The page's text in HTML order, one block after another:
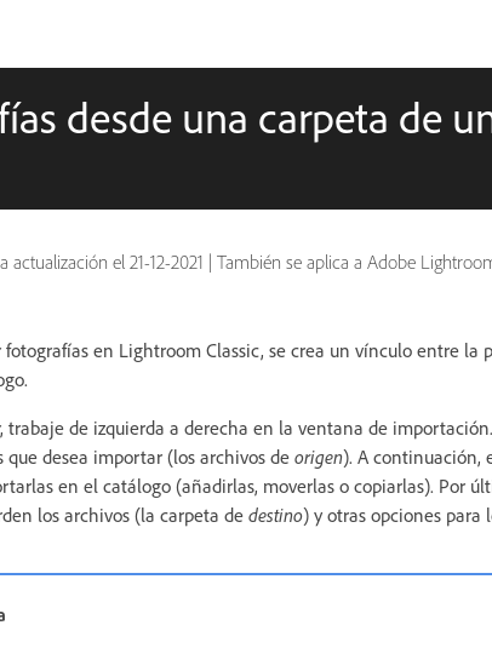
desde una carpeta de
actualización el 21-12-2021 | También se aplica a Adobe
en Lightroom Classic, se crea un vínculo entre la
trabaje de izquierda a derecha en la ventana de
que desea importar (los archivos deorigen). A continuación,
en el catálogo (añadirlas, moverlas o copiarlas). Por
los archivos (la carpeta de destino) y otras opciones para